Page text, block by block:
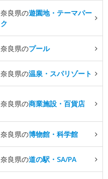
奈良県の遊園地・テーマパー
ク
奈良県のプール
奈良県の温泉・スパリゾート
奈良県の商業施設・百貨店
奈良県の博物館・科学館
奈良県の道の駅・SA/PA